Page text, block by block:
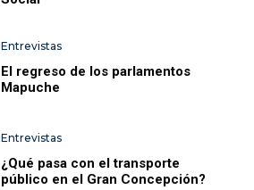
Entrevistas
El regreso de los parlamentos
Mapuche
Entrevistas
¿Qué pasa con el transporte
público en el Gran Concepción?